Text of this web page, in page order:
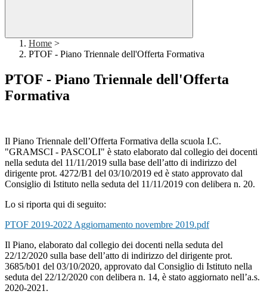
Home >
PTOF - Piano Triennale dell'Offerta Formativa
PTOF - Piano Triennale dell'Offerta
Formativa
Il Piano Triennale dell’Offerta Formativa della scuola I.C.
"GRAMSCI - PASCOLI" è stato elaborato dal collegio dei docenti
nella seduta del 11/11/2019 sulla base dell’atto di indirizzo del
dirigente prot. 4272/B1 del 03/10/2019 ed è stato approvato dal
Consiglio di Istituto nella seduta del 11/11/2019 con delibera n. 20.
Lo si riporta qui di seguito:
PTOF 2019-2022 Aggiornamento novembre 2019.pdf
Il Piano, elaborato dal collegio dei docenti nella seduta del
22/12/2020 sulla base dell’atto di indirizzo del dirigente prot.
3685/b01 del 03/10/2020, approvato dal Consiglio di Istituto nella
seduta del 22/12/2020 con delibera n. 14, è stato aggiornato nell’a.s.
2020-2021.